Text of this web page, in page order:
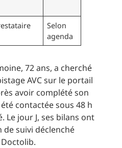
Selon
agenda
72 ans, a cherché
AVC sur le portail
avoir complété son
contactée sous 48 h
Le jour J, ses bilans ont
de suivi déclenché